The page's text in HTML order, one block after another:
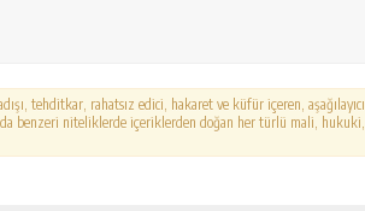
tehditkar, rahatsız edici, hakaret ve küfür içeren,
da benzeri niteliklerde içeriklerden doğan her türlü mali,